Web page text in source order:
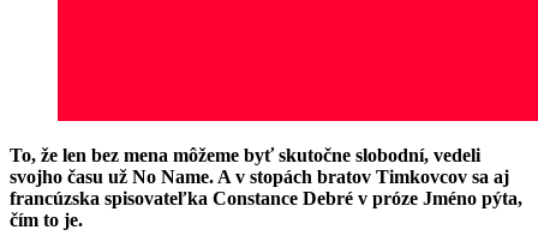
To, že len bez mena môžeme byť skutočne slobodní, vedeli
svojho času už No Name. A v stopách bratov Timkovcov sa aj
francúzska spisovateľka Constance Debré v próze Jméno pýta,
čím to je.